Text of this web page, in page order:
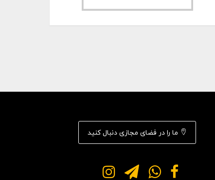
ما را در فضای مجازی دنبال کنید